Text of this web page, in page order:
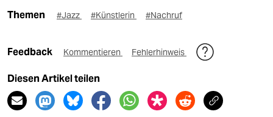
Themen #Jazz #Künstlerin #Nachruf
Feedback Kommentieren Fehlerhinweis
Diesen Artikel teilen